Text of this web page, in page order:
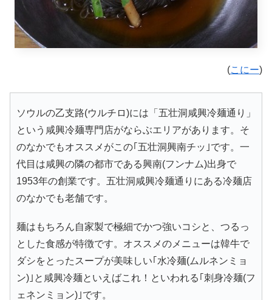
(こにー)
ソウルの乙支路(ウルチロ)には「五壮洞咸興冷麺通り」
という咸興冷麺専門店がならぶエリアがあります。そ
のなかでもオススメがこの｢五壮洞興南チッ｣です。一
代目は咸興の隣の都市である興南(フンナム)出身で
1953年の創業です。五壮洞咸興冷麺通りにある冷麺店
のなかでも老舗です。
麺はもちろん自家製で極細でかつ強いコシと、つるっ
とした食感が特徴です。オススメのメニューは韓牛で
ダシをとったスープが美味しい｢水冷麺(ムルネンミョ
ン)｣と咸興冷麺といえばこれ！といわれる｢刺身冷麺(フ
ェネンミョン)｣です。